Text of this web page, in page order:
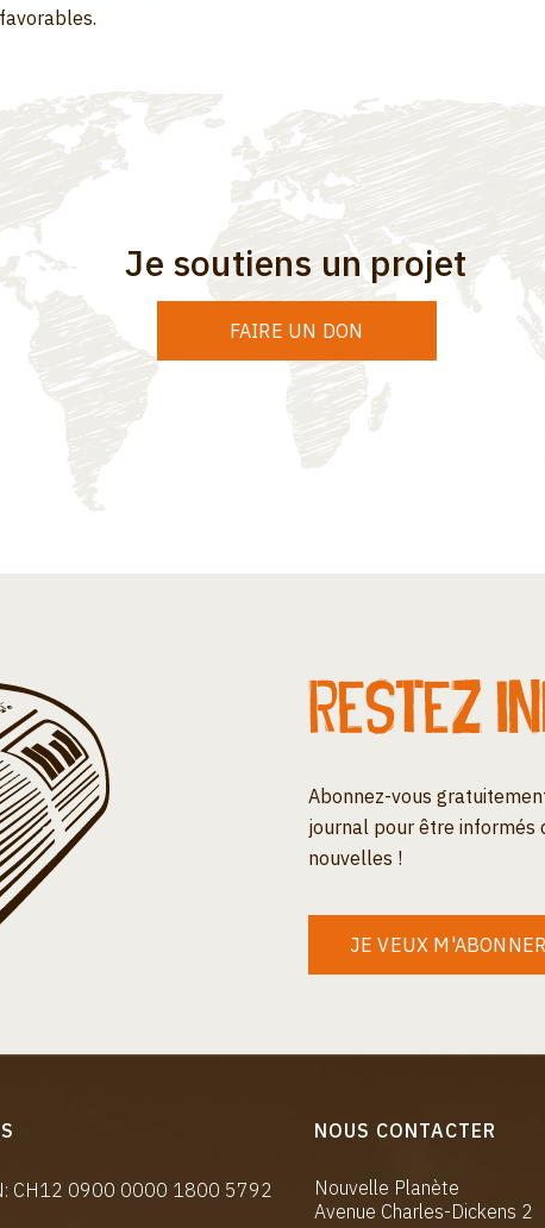
Je soutiens un projet
FAIRE UN DON
Restez
Abonnez-vous
journal pour être informés
nouvelles !
JE VEUX M'ABONNER
CH12 0900 0000 1800 5792
NOUS CONTACTER
Nouvelle Planète
Avenue Charles-Dickens 2